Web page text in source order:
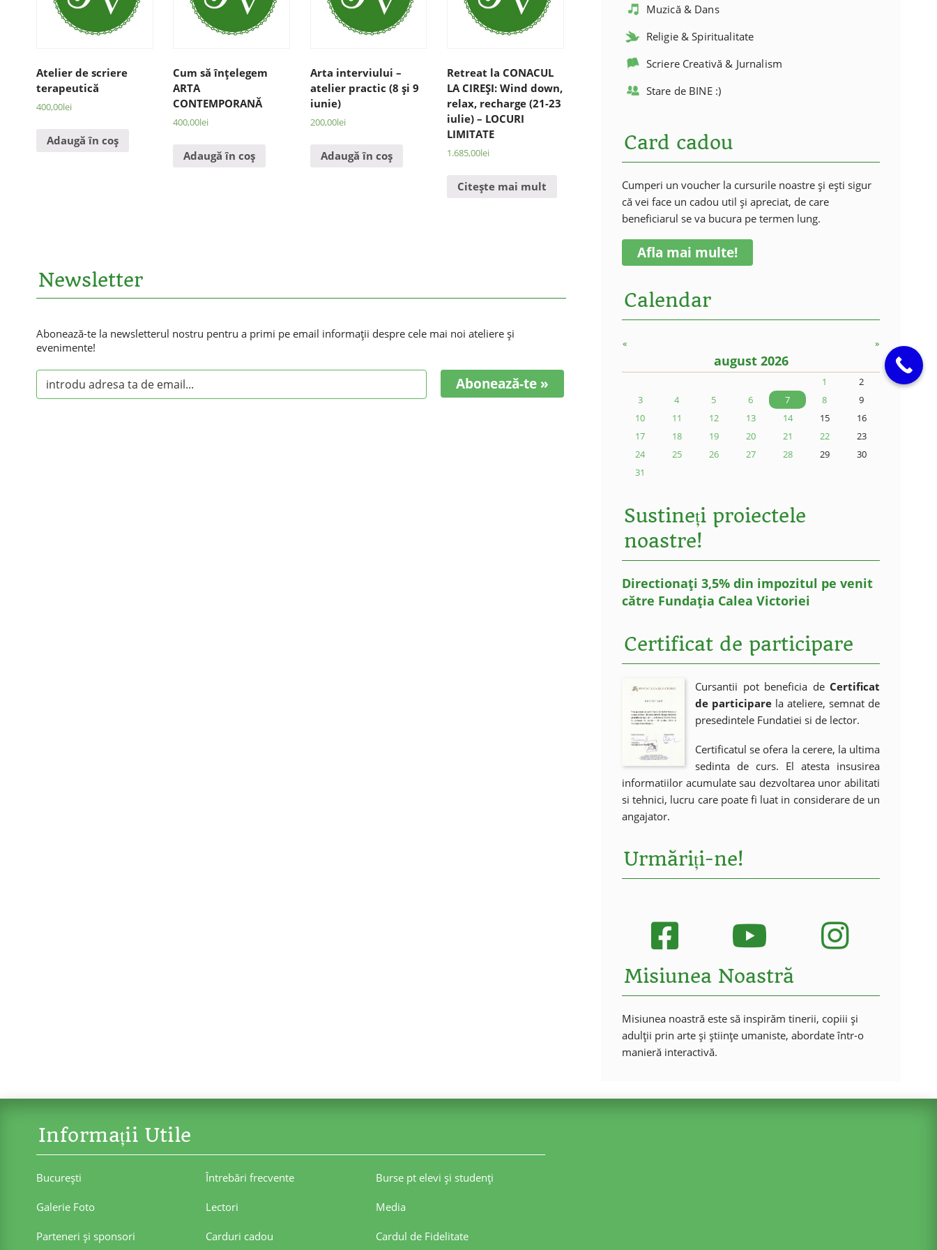
Atelier de scriere
terapeutică
400,00lei
Adaugă în coș
Cum să înţelegem
ARTA
CONTEMPORANĂ
400,00lei
Adaugă în coș
Arta interviului –
atelier practic (8 şi 9
iunie)
200,00lei
Adaugă în coș
Retreat la CONACUL
LA CIREŞI: Wind down,
relax, recharge (21-23
iulie) – LOCURI
LIMITATE
1.685,00lei
Citește mai mult
Newsletter
Abonează-te la newsletterul nostru pentru a primi pe email informaţii despre cele mai noi ateliere şi
evenimente!
Abonează-te »
Muzică & Dans
Religie & Spiritualitate
Scriere Creativă & Jurnalism
Stare de BINE :)
Card cadou
Cumperi un voucher la cursurile noastre și ești sigur
că vei face un cadou util și apreciat, de care
beneficiarul se va bucura pe termen lung.
Afla mai multe!
Calendar
« »
august 2026
1
2
3
4 5 6 7 8
9
10
11 12 13 14 15
16
17
18 19 20 21 22
23
24
25 26 27 28 29
30
31
Sustineți proiectele
noastre!
Directionați 3,5% din impozitul pe venit
către Fundația Calea Victoriei
Certificat de participare
Cursantii pot beneficia de Certificat
de participare la ateliere, semnat de
presedintele Fundatiei si de lector.
Certificatul se ofera la cerere, la ultima
sedinta de curs. El atesta insusirea
informatiilor acumulate sau dezvoltarea unor abilitati
si tehnici, lucru care poate fi luat in considerare de un
angajator.
Urmăriți-ne!
Misiunea Noastră
Misiunea noastră este să inspirăm tinerii, copiii și
adulții prin arte și științe umaniste, abordate într-o
manieră interactivă.
Informații Utile
Bucureşti Întrebări frecvente Burse pt elevi şi studenţi
Galerie Foto Lectori Media
Parteneri şi sponsori Carduri cadou Cardul de Fidelitate